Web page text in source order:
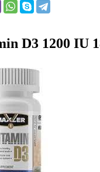
D3 1200 IU